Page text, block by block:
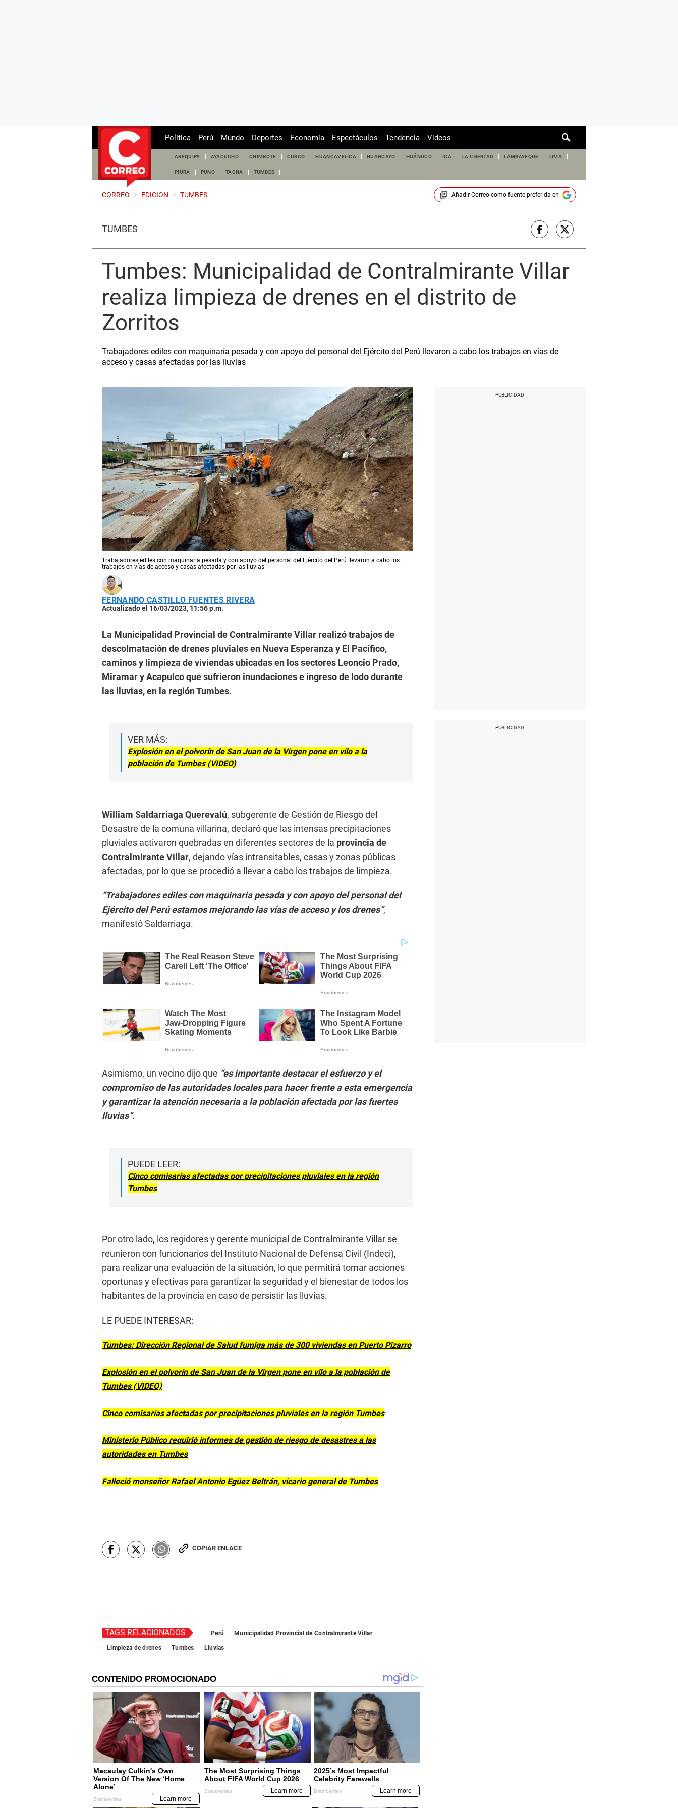
de
Política Perú Mundo Deportes Economía Espectáculos Tendencia Videos
AREQUIPA AYACUCHO CHIMBOTE CUSCO HUANCAVELICA HUANCAYO HUÁNUCO ICA LA LIBERTAD LAMBAYEQUE LIMA
PIURA PUNO TACNA TUMBES
CORREO > EDICION > TUMBES Añadir Correocomo fuente preferida en
TUMBES
Tumbes: Municipalidad de Contralmirante Villar
realiza limpieza de drenes en el distrito de
Zorritos
Trabajadores ediles con maquinaria pesada y con apoyo del personal del Ejército del Perú llevaron a cabo los trabajos en vías de
acceso y casas afectadas por las lluvias
Trabajadores ediles con maquinaria pesada y con apoyo del personal del Ejército del Perú llevaron a cabo los
trabajos en vías de acceso y casas afectadas por las lluvias
FERNANDO CASTILLO FUENTES RIVERA
Actualizado el 16/03/2023, 11:56 p.m.
La Municipalidad Provincial de Contralmirante Villar realizó trabajos de
descolmatación de drenes pluviales en Nueva Esperanza y El Pacífico,
caminos y limpieza de viviendas ubicadas en los sectores Leoncio Prado,
Miramar y Acapulco que sufrieron inundaciones e ingreso de lodo durante
las lluvias, en la región Tumbes.
VER MÁS:
Explosión en el polvorín de San Juan de la Virgen pone en vilo a la
población de Tumbes (VIDEO)
William Saldarriaga Querevalú, subgerente de Gestión de Riesgo del
Desastre de la comuna villarina, declaró que las intensas precipitaciones
pluviales activaron quebradas en diferentes sectores de la provincia de
Contralmirante Villar, dejando vías intransitables, casas y zonas públicas
afectadas, por lo que se procedió a llevar a cabo los trabajos de limpieza.
“Trabajadores ediles con maquinaria pesada y con apoyo del personal del
Ejército del Perú estamos mejorando las vías de acceso y los drenes”,
manifestó Saldarriaga.
Asimismo, un vecino dijo que “es importante destacar el esfuerzo y el
compromiso de las autoridades locales para hacer frente a esta emergencia
y garantizar la atención necesaria a la población afectada por las fuertes
lluvias”.
PUEDE LEER:
Cinco comisarías afectadas por precipitaciones pluviales en la región
Tumbes
Por otro lado, los regidores y gerente municipal de Contralmirante Villar se
reunieron con funcionarios del Instituto Nacional de Defensa Civil (Indeci),
para realizar una evaluación de la situación, lo que permitirá tomar acciones
oportunas y efectivas para garantizar la seguridad y el bienestar de todos los
habitantes de la provincia en caso de persistir las lluvias.
LE PUEDE INTERESAR:
Tumbes: Dirección Regional de Salud fumiga más de 300 viviendas en Puerto Pizarro
Explosión en el polvorín de San Juan de la Virgen pone en vilo a la población de
Tumbes (VIDEO)
Cinco comisarías afectadas por precipitaciones pluviales en la región Tumbes
Ministerio Público requirió informes de gestión de riesgo de desastres a las
autoridades en Tumbes
Falleció monseñor Rafael Antonio Egüez Beltrán, vicario general de Tumbes
COPIAR ENLACE
TAGS RELACIONADOS Perú
Municipalidad Provincial de Contralmirante Villar
Limpieza de drenes
Tumbes Lluvias